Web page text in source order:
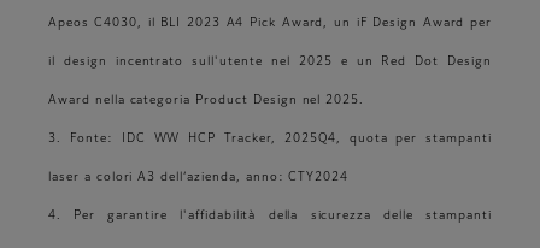
Apeos C4030, il BLI 2023 A4 Pick Award, un iF Design Award per
il design incentrato sull'utente nel 2025 e un Red Dot Design
Award nella categoria Product Design nel 2025.
3. Fonte: IDC WW HCP Tracker, 2025Q4, quota per stampanti
laser a colori A3 dell’azienda, anno: CTY2024
4. Per garantire l'affidabilità della sicurezza delle stampanti